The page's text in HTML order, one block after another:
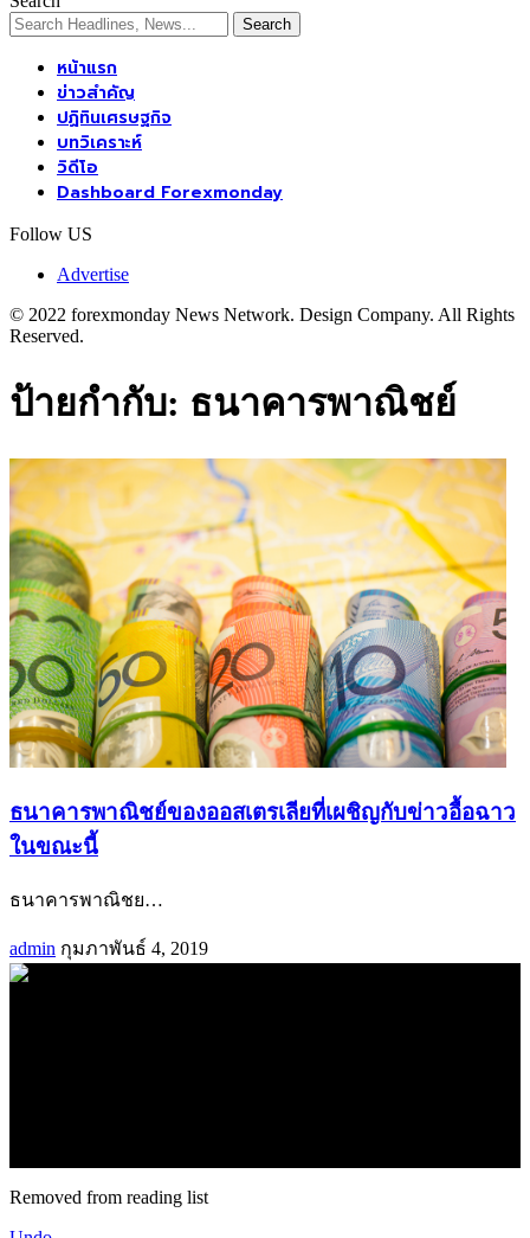
หน้าแรก
ข่าวสำคัญ
ปฏิทินเศรษฐกิจ
บทวิเคราะห์
วิดีโอ
Dashboard Forexmonday
Follow US
Advertise
© 2022 forexmonday News Network. Design Company. All Rights
Reserved.
ป้ายกำกับ: ธนาคารพาณิชย์
ธนาคารพาณิชย์ของออสเตรเลียที่เผชิญกับข่าวอื้อฉาว
ในขณะนี้
ธนาคารพาณิชย…
admin กุมภาพันธ์ 4, 2019
Removed from reading list